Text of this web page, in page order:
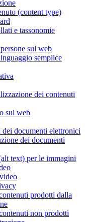
(content type)
e tassonomie
sul web
semplice
dei contenuti
sul web
documenti elettronici
dei documenti
text) per le immagini
prodotti dalla
non prodotti